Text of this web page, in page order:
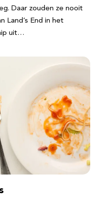
Daar zouden ze nooit
Land’s End in het
uit…